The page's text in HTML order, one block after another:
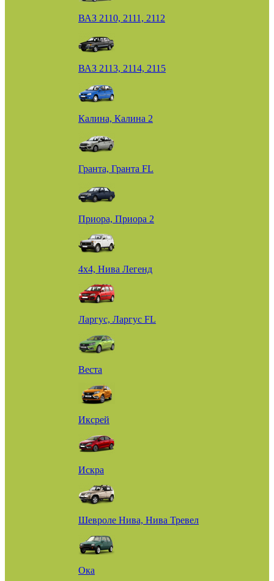
ВАЗ 2110, 2111, 2112
ВАЗ 2113, 2114, 2115
Калина, Калина 2
Гранта, Гранта FL
Приора, Приора 2
4х4, Нива Легенд
Ларгус, Ларгус FL
Веста
Иксрей
Искра
Шевроле Нива, Нива Тревел
Ока